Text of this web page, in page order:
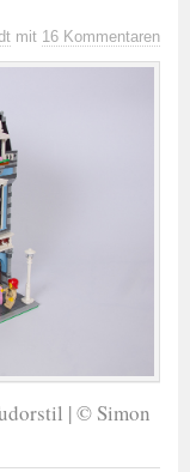
mit 16 Kommentaren
| © Simon